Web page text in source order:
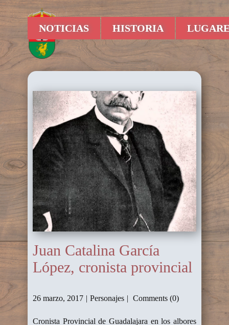
NOTICIAS HISTORIA
Juan Catalina García
López, cronista provincial
26 marzo, 2017 Personajes Comments (0)
Cronista Provincial de Guadalajara en los albores